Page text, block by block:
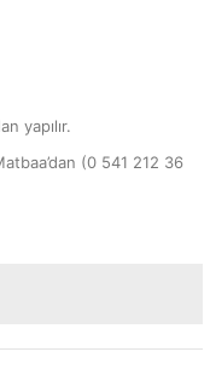
yapılır.
(0 541 212 36